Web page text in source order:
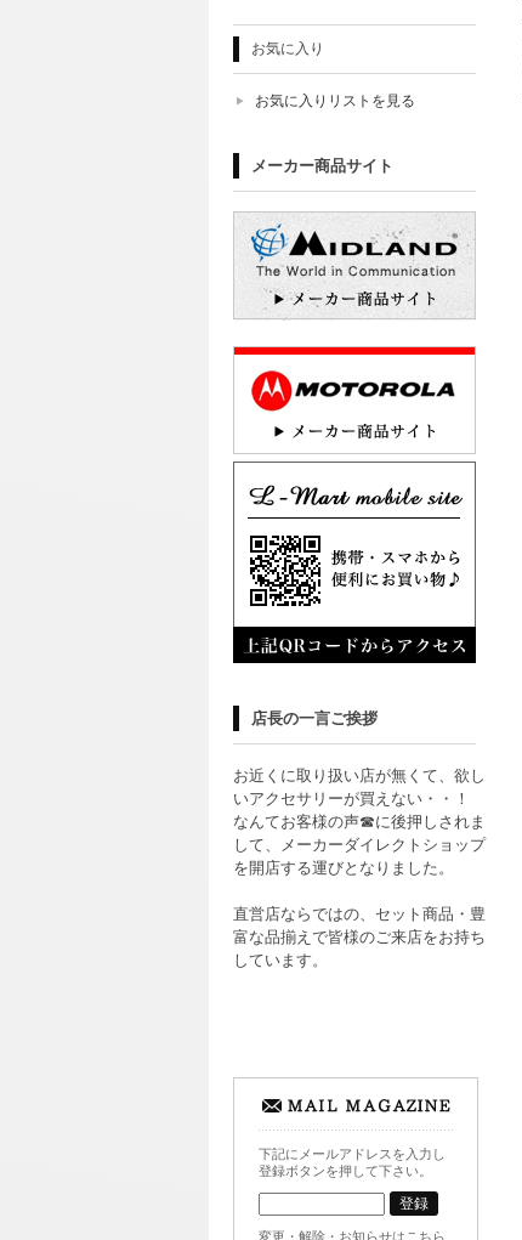
お気に入り
お気に入りリストを見る
メーカー商品サイト
店長の一言ご挨拶
お近くに取り扱い店が無くて、欲し
いアクセサリーが買えない・・！
なんてお客様の声☎に後押しされま
して、メーカーダイレクトショップ
を開店する運びとなりました。
直営店ならではの、セット商品・豊
富な品揃えで皆様のご来店をお持ち
しています。
下記にメールアドレスを入力し
登録ボタンを押して下さい。
変更・解除・お知らせはこちら